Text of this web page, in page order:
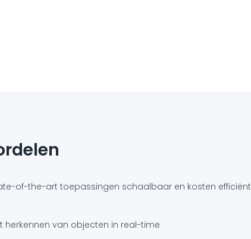
of-the-art toepassingen schaalbaar en kosten efficiënt
herkennen van objecten in real-time